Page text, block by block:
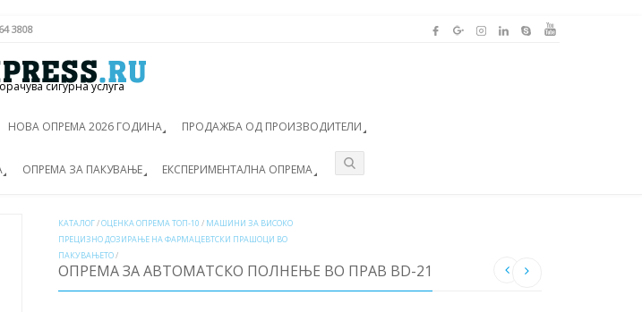
3808
сигурна услуга
НОВА ОПРЕМА 2026 ГОДИНА ПРОДАЖБА ОД ПРОИЗВОДИТЕЛИ
ОПРЕМА ЗА ПАКУВАЊЕ ЕКСПЕРИМЕНТАЛНА ОПРЕМА
КАТАЛОГ/ОЦЕНКА ОПРЕМА ТОП-10 / МАШИНИ ЗА ВИСОКО
ПРЕЦИЗНО ДОЗИРАЊЕ НА ФАРМАЦЕВТСКИ ПРАШОЦИ ВО
ПАКУВАЊЕТО/
ОПРЕМА ЗА АВТОМАТСКО ПОЛНЕЊЕ ВО ПРАВ BD-21